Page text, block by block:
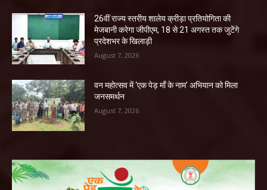
26वीं राज्य स्तरीय शालेय क्रीड़ा प्रतियोगिता की
मेजबानी करेगा जीपीएम, 18 से 21 अगस्त तक जुटेंगे
प्रदेशभर के खिलाड़ी
August 7, 2026
वन महोत्सव में ‘एक पेड़ माँ के नाम’ अभियान को मिला
जनसमर्थन
August 7, 2026